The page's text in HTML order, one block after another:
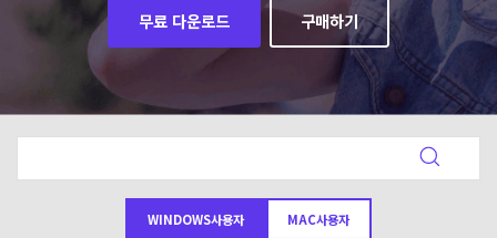
도움말 센터
동영상 변환
업그레이드된 뛰어난 지능형 변환 프로
Hot
오디오 변환
온라인 영상 편집기
동영상 변환
Hot
블로그
DVD / CD 사용자
DVD 변환
New
Hot
가이드
온라인으로 시작하기
무료 다운로드 구매하기
WINDOWS사용자 MAC사용자